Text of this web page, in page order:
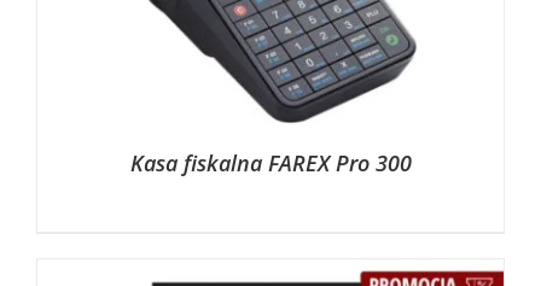
Kasa fiskalna FAREX Pro 300